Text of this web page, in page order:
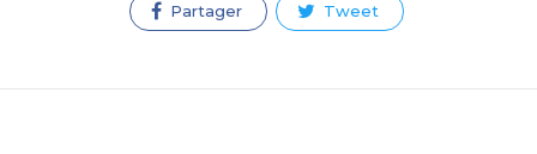
Partager Tweet